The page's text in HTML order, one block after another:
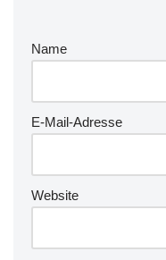
Name
E-Mail-Adresse
Website